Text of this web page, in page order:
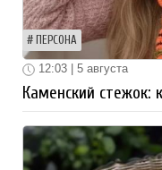
ПЕРСОНА
12:03 | 5 августа
Каменский стежок: